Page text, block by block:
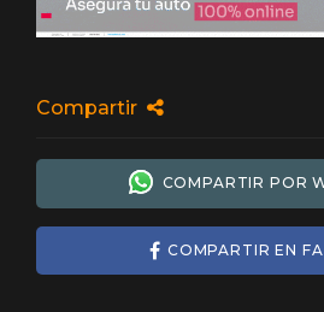
Compartir
COMPARTIR POR
COMPARTIR EN